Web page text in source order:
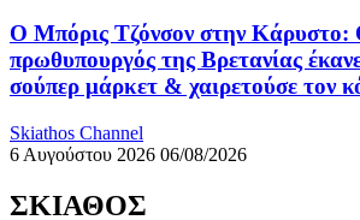
Ο Μπόρις Τζόνσον στην
πρωθυπουργός της Βρετανίας
σούπερ μάρκετ & χαιρετούσε τον
Skiathos Channel
6 Αυγούστου 2026 06/08/2026
ΣΚΙΑΘΟΣ